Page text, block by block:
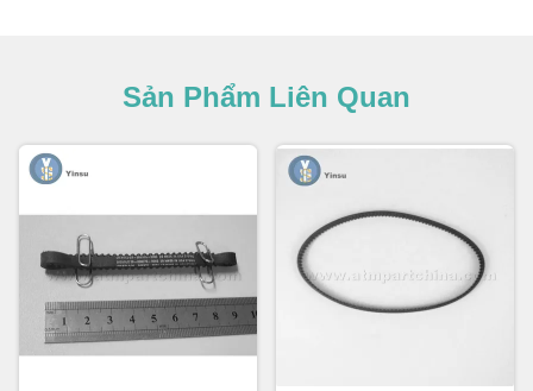
Sản Phẩm Liên Quan